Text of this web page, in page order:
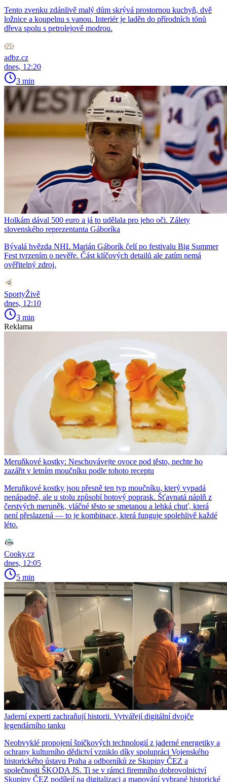
Tento zvenku zdánlivě malý dům skrývá prostornou kuchyň, dvě
ložnice a koupelnu s vanou. Interiér je laděn do přírodních tónů
dřeva spolu s petrolejově modrou.
adbz.cz
dnes, 12:20
3 min
Holkám dával 500 euro a já to udělala pro jeho oči. Zálety
slovenského reprezentanta Gáboríka
Bývalá hvězda NHL Marián Gáborík čelí po festivalu Big Summer
Fest tvrzením o nevěře. Část klíčových detailů ale zatím nemá
ověřitelný zdroj.
SportyŽivě
dnes, 12:10
3 min
Reklama
Meruňkové kostky: Neschovávejte ovoce pod těsto, nechte ho
zazářit v letním moučníku podle tohoto receptu
Meruňkové kostky jsou přesně ten typ moučníku, který vypadá
nenápadně, ale u stolu způsobí hotový poprask. Šťavnatá náplň z
čerstvých meruněk, vláčné těsto se smetanou a lehká chuť, která
není přeslazená — to je kombinace, která funguje spolehlivě každé
léto.
Cooky.cz
dnes, 12:05
5 min
Jaderní experti zachraňují historii. Vytvářejí digitální dvojče
legendárního tanku
Neobvyklé propojení špičkových technologií z jaderné energetiky a
ochrany kulturního dědictví vzniklo díky spolupráci Vojenského
historického ústavu Praha a odborníků ze Skupiny ČEZ a
společnosti ŠKODA JS. Ti se v rámci firemního dobrovolnictví
Skupiny ČEZ podílejí na digitalizaci a mapování vybrané historické